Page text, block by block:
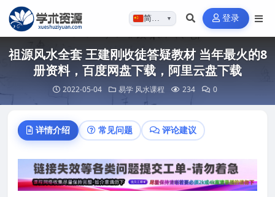
简体…▼ 登录
祖源风水全套 王建刚收徒答疑教材 当年最火的8
册资料，百度网盘下载，阿里云盘下载
2022-05-04 易学 风水课程 234 0
详情介绍 常见问题 评论建议